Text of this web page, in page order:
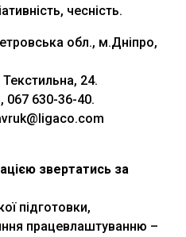
чесність.
обл., м.Дніпро,
24.
067 630-36-40.
звертатись за
підготовки,
працевлаштуванню –